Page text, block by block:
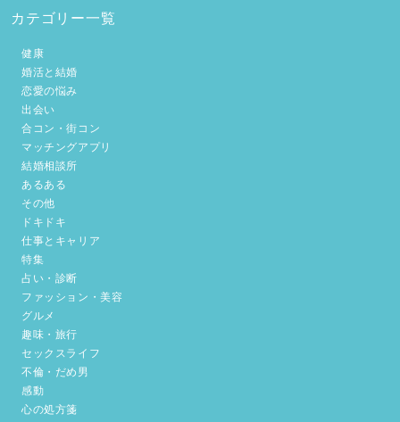
カテゴリー一覧
健康
婚活と結婚
恋愛の悩み
出会い
合コン・街コン
マッチングアプリ
結婚相談所
あるある
その他
ドキドキ
仕事とキャリア
特集
占い・診断
ファッション・美容
グルメ
趣味・旅行
セックスライフ
不倫・だめ男
感動
心の処方箋